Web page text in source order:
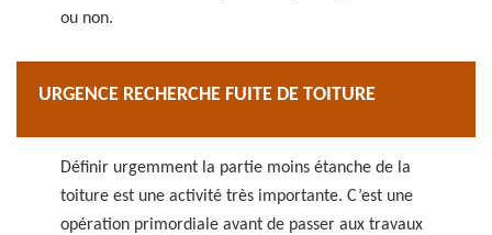
ou non.
URGENCE RECHERCHE FUITE DE TOITURE
Définir urgemment la partie moins étanche de la
toiture est une activité très importante. C’est une
opération primordiale avant de passer aux travaux